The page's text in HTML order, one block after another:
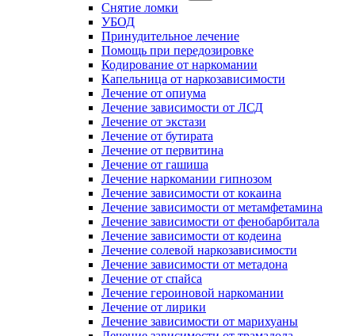
Снятие ломки
УБОД
Принудительное лечение
Помощь при передозировке
Кодирование от наркомании
Капельница от наркозависимости
Лечение от опиума
Лечение зависимости от ЛСД
Лечение от экстази
Лечение от бутирата
Лечение от первитина
Лечение от гашиша
Лечение наркомании гипнозом
Лечение зависимости от кокаина
Лечение зависимости от метамфетамина
Лечение зависимости от фенобарбитала
Лечение зависимости от кодеина
Лечение солевой наркозависимости
Лечение зависимости от метадона
Лечение от спайса
Лечение героиновой наркомании
Лечение от лирики
Лечение зависимости от марихуаны